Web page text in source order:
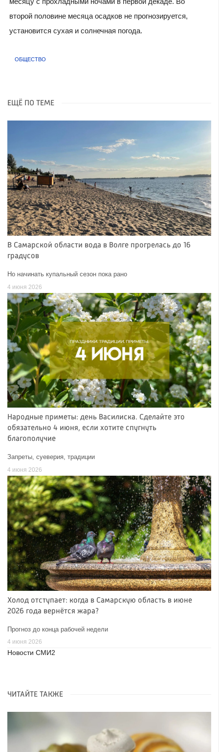
второй половине месяца осадков не прогнозируется,
установится сухая и солнечная погода.
ОБЩЕСТВО
ЕЩЁ ПО ТЕМЕ
В Самарской области вода в Волге прогрелась до 16
градусов
Но начинать купальный сезон пока рано
4 июня 2026
Народные приметы: день Василиска. Сделайте это
обязательно 4 июня, если хотите спугнуть
благополучие
Запреты, суеверия, традиции
4 июня 2026
Холод отступает: когда в Самарскую область в июне
2026 года вернётся жара?
Прогноз до конца рабочей недели
4 июня 2026
Новости СМИ2
ЧИТАЙТЕ ТАКЖЕ